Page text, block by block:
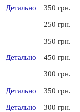
Детально
Детально
Детально
Детально
350 грн.
250 грн.
350 грн.
450 грн.
300 грн.
350 грн.
300 грн.